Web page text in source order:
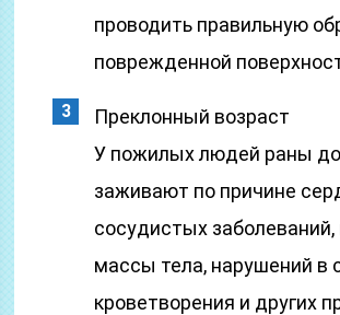
проводить правильную
поврежденной
Преклонный возраст
У пожилых людей раны
заживают по причине
сосудистых
массы тела, нарушений в
кроветворения и других